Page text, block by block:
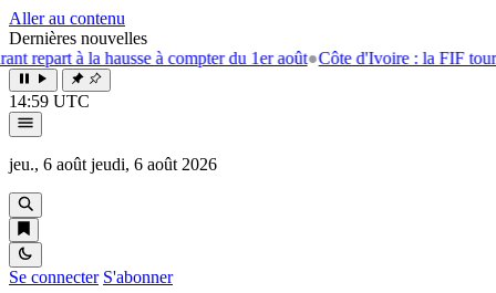
Aller au contenu
Dernières nouvelles
la hausse à compter du 1er août● Côte d'Ivoire : la FIF tourne la
14:59 UTC
jeu., 6 août jeudi, 6 août 2026
Se connecter S'abonner